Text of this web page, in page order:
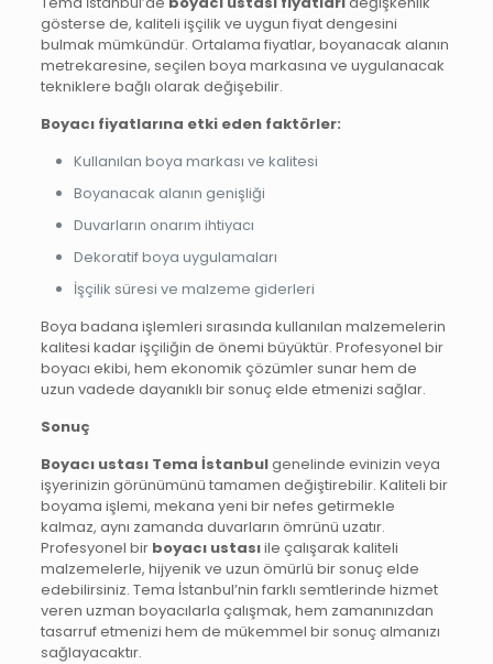
gösterse de, kaliteli işçilik ve uygun fiyat dengesini
bulmak mümkündür. Ortalama fiyatlar, boyanacak alanın
metrekaresine, seçilen boya markasına ve uygulanacak
tekniklere bağlı olarak değişebilir.
Boyacı fiyatlarına etki eden faktörler:
Kullanılan boya markası ve kalitesi
Boyanacak alanın genişliği
Duvarların onarım ihtiyacı
Dekoratif boya uygulamaları
İşçilik süresi ve malzeme giderleri
Boya badana işlemleri sırasında kullanılan malzemelerin
kalitesi kadar işçiliğin de önemi büyüktür. Profesyonel bir
boyacı ekibi, hem ekonomik çözümler sunar hem de
uzun vadede dayanıklı bir sonuç elde etmenizi sağlar.
Sonuç
Boyacı ustası Tema İstanbulgenelinde evinizin veya
işyerinizin görünümünü tamamen değiştirebilir. Kaliteli bir
boyama işlemi, mekana yeni bir nefes getirmekle
kalmaz, aynı zamanda duvarların ömrünü uzatır.
Profesyonel bir boyacı ustasıile çalışarak kaliteli
malzemelerle, hijyenik ve uzun ömürlü bir sonuç elde
edebilirsiniz. Tema İstanbul’nin farklı semtlerinde hizmet
veren uzman boyacılarla çalışmak, hem zamanınızdan
tasarruf etmenizi hem de mükemmel bir sonuç almanızı
sağlayacaktır.